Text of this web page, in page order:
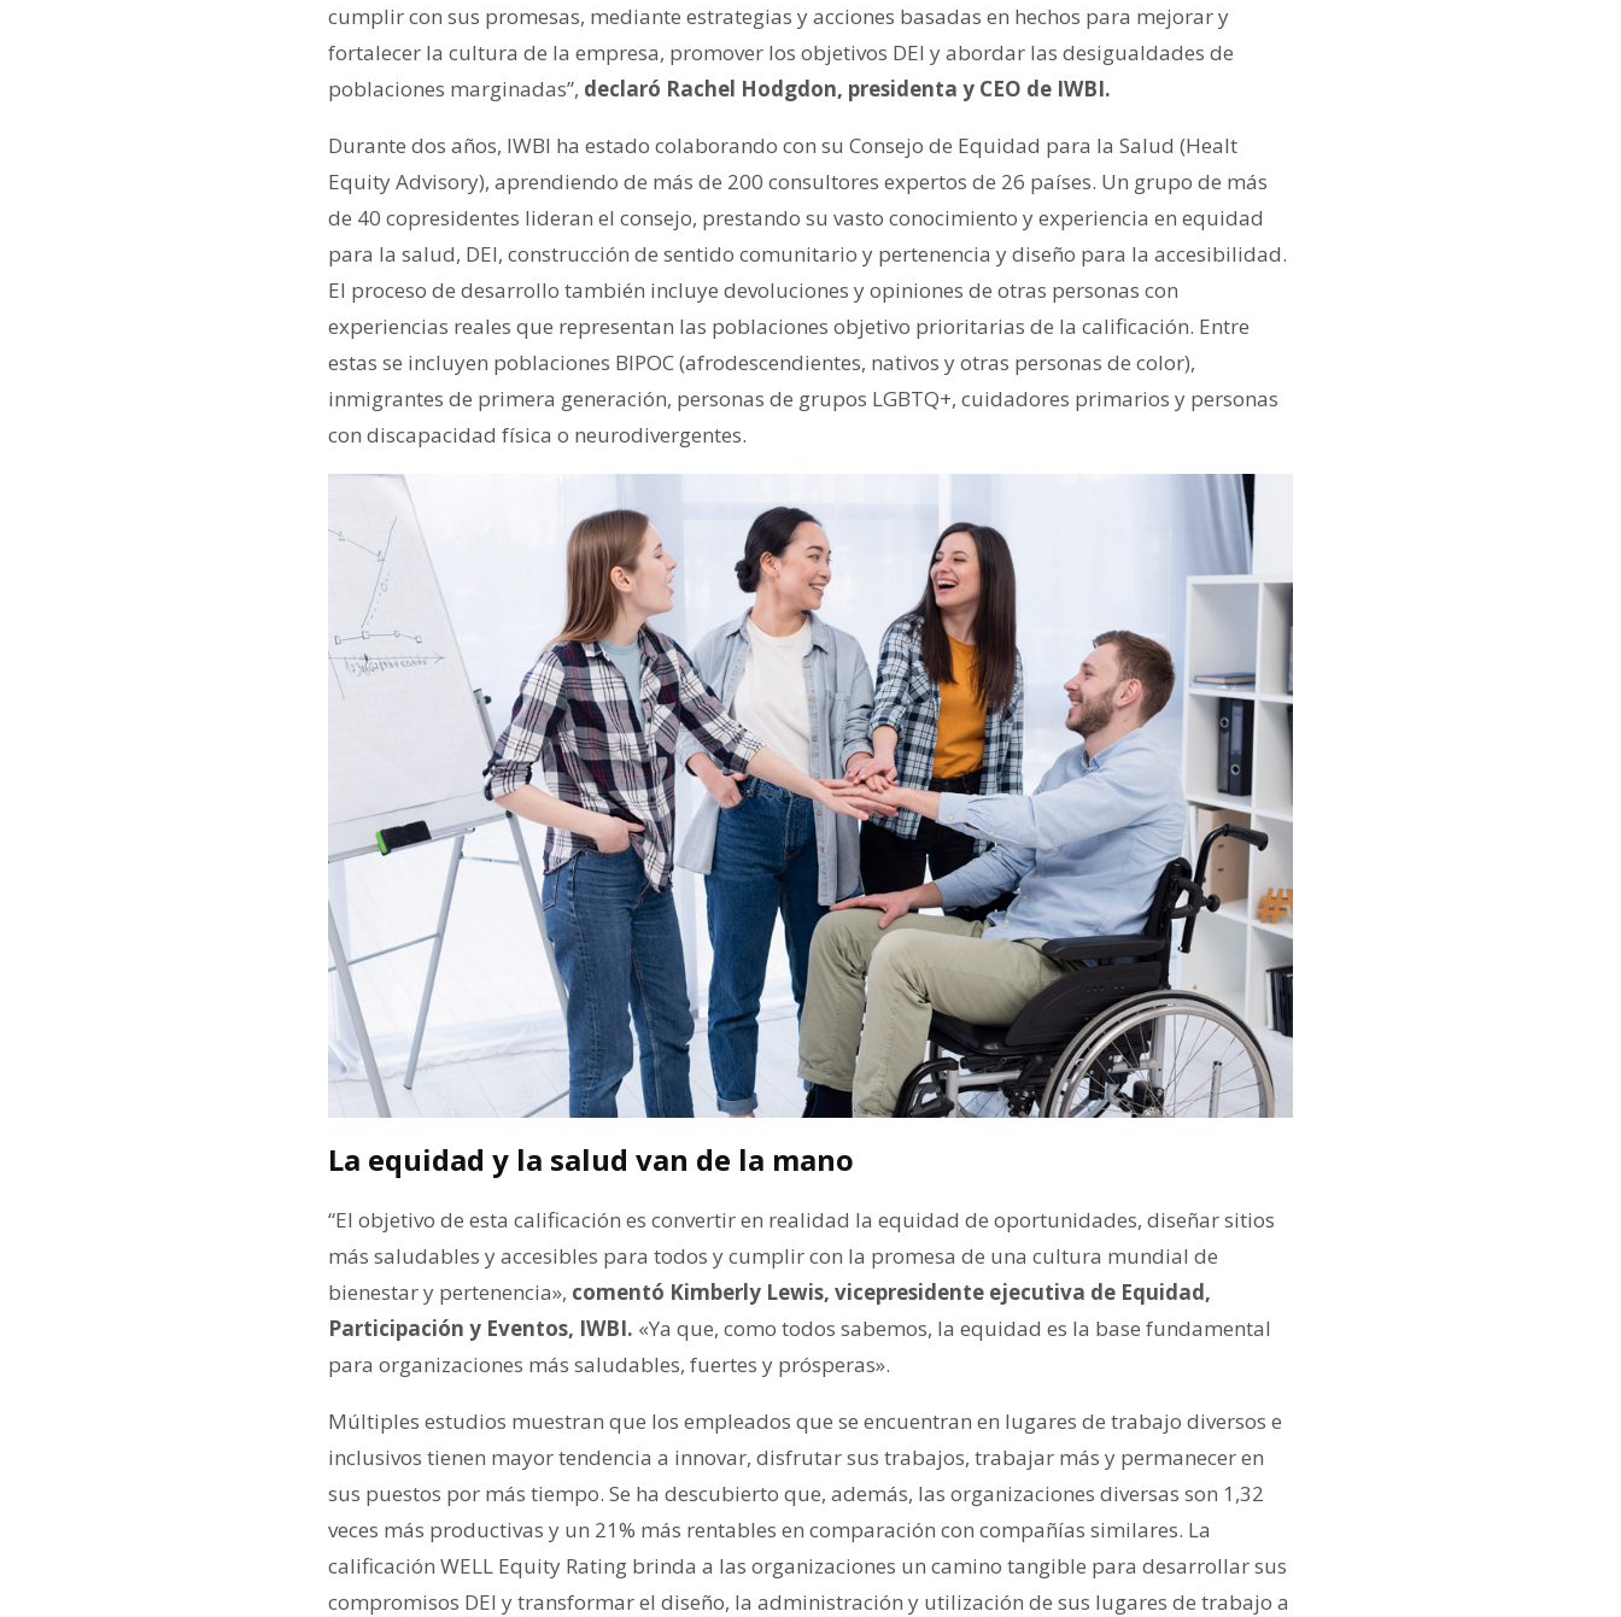
cumplir con sus promesas, mediante estrategias y acciones basadas en hechos para mejorar y
fortalecer la cultura de la empresa, promover los objetivos DEI y abordar las desigualdades de
poblaciones marginadas”, declaró Rachel Hodgdon, presidenta y CEO de IWBI.
Durante dos años, IWBI ha estado colaborando con su Consejo de Equidad para la Salud (Healt
Equity Advisory), aprendiendo de más de 200 consultores expertos de 26 países. Un grupo de más
de 40 copresidentes lideran el consejo, prestando su vasto conocimiento y experiencia en equidad
para la salud, DEI, construcción de sentido comunitario y pertenencia y diseño para la accesibilidad.
El proceso de desarrollo también incluye devoluciones y opiniones de otras personas con
experiencias reales que representan las poblaciones objetivo prioritarias de la calificación. Entre
estas se incluyen poblaciones BIPOC (afrodescendientes, nativos y otras personas de color),
inmigrantes de primera generación, personas de grupos LGBTQ+, cuidadores primarios y personas
con discapacidad física o neurodivergentes.
La equidad y la salud van de la mano
“El objetivo de esta calificación es convertir en realidad la equidad de oportunidades, diseñar sitios
más saludables y accesibles para todos y cumplir con la promesa de una cultura mundial de
bienestar y pertenencia», comentó Kimberly Lewis, vicepresidente ejecutiva de Equidad,
Participación y Eventos, IWBI. «Ya que, como todos sabemos, la equidad es la base fundamental
para organizaciones más saludables, fuertes y prósperas».
Múltiples estudios muestran que los empleados que se encuentran en lugares de trabajo diversos e
inclusivos tienen mayor tendencia a innovar, disfrutar sus trabajos, trabajar más y permanecer en
sus puestos por más tiempo. Se ha descubierto que, además, las organizaciones diversas son 1,32
veces más productivas y un 21% más rentables en comparación con compañías similares. La
calificación WELL Equity Rating brinda a las organizaciones un camino tangible para desarrollar sus
compromisos DEI y transformar el diseño, la administración y utilización de sus lugares de trabajo a